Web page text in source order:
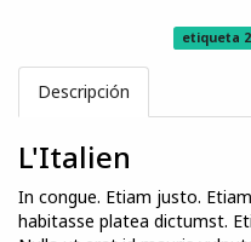
etiqueta
Descripción
L'Italien
In congue. Etiam justo.
habitasse platea dictumst.